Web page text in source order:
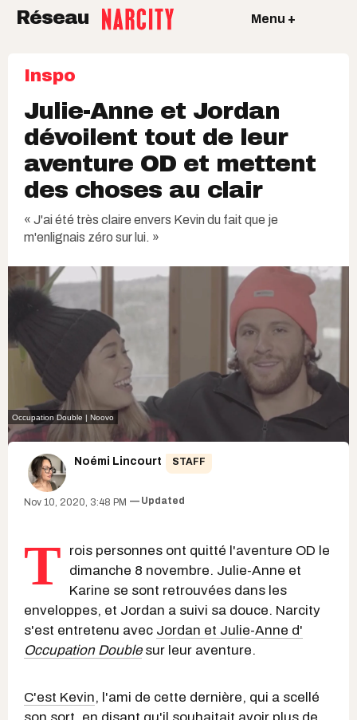
Réseau Menu +
Inspo
Julie-Anne et Jordan
dévoilent tout de leur
aventure OD et mettent
des choses au clair
« J'ai été très claire envers Kevin du fait que je
m'enlignais zéro sur lui. »
Occupation Double | Noovo
Noémi Lincourt STAFF
Nov 10, 2020, 3:48 PM Updated
T
rois personnes ont quitté l'aventure OD le
dimanche 8 novembre. Julie-Anne et
Karine se sont retrouvées dans les
enveloppes, et Jordan a suivi sa douce. Narcity
s'est entretenu avec Jordan et Julie-Anne d'
Occupation Doublesur leur aventure.
C'est Kevin, l'ami de cette dernière, qui a scellé